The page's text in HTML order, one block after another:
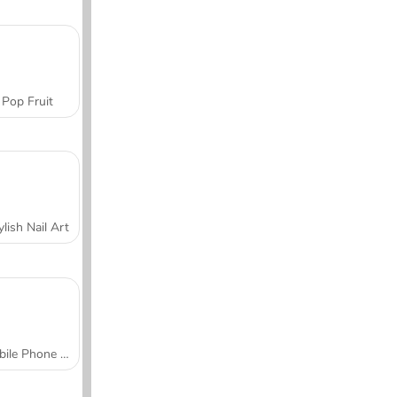
Pop Fruit
Nail Art
Mobile Phone Case Design & DIY